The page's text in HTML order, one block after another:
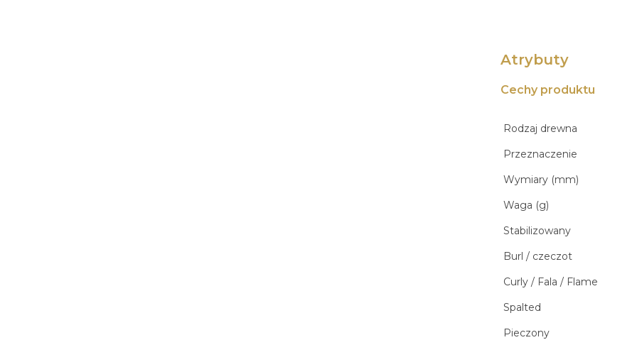
Atrybuty
Cechy produktu
Rodzaj drewna
Przeznaczenie
Wymiary (mm)
Waga (g)
Stabilizowany
Burl / czeczot
Curly / Fala / Flame
Spalted
Pieczony